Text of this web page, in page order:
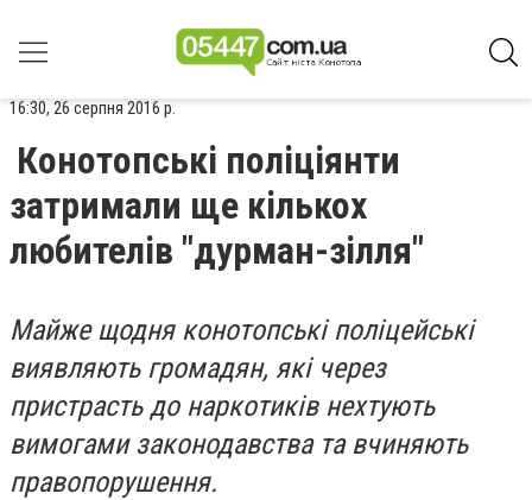
16:30, 26 серпня 2016 р.
Конотопські поліціянти
затримали ще кількох
любителів "дурман-зілля"
Майже щодня конотопські поліцейські
виявляють громадян, які через
пристрасть до наркотиків нехтують
вимогами законодавства та вчиняють
правопорушення.